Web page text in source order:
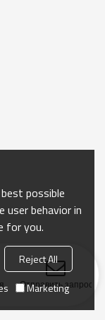
Отправить запрос
possible
user behavior in
for you.
Reject All
Marketing